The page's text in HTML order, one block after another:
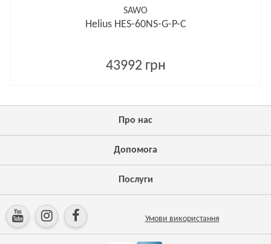
SAWO
Helius HES-60NS-G-P-C
43992 грн
Про нас
Допомога
Послуги
Умови використання